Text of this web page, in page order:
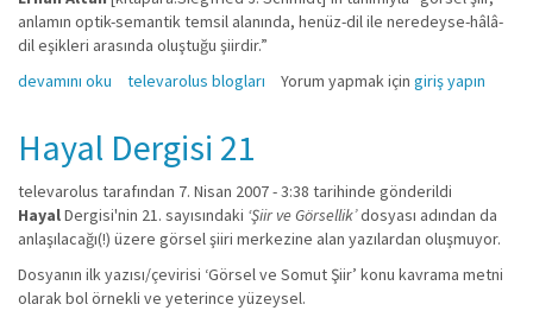
anlamın optik-semantik temsil alanında, henüz-dil ile neredeyse-hâlâ-
dil eşikleri arasında oluştuğu şiirdir.”
Siyahi Görsel Şiir Dosyasından hakkında
devamını oku televarolus blogları Yorum yapmak için giriş yapın
Hayal Dergisi 21
televarolus tarafından 7. Nisan 2007 - 3:38 tarihinde gönderildi
HayalDergisi'nin 21. sayısındaki ‘Şiir ve Görsellik’dosyası adından da
anlaşılacağı(!) üzere görsel şiiri merkezine alan yazılardan oluşmuyor.
Dosyanın ilk yazısı/çevirisi ‘Görsel ve Somut Şiir’ konu kavrama metni
olarak bol örnekli ve yeterince yüzeysel.